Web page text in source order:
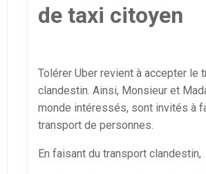
de taxi citoyen
Tolérer Uber revient à accepter le
clandestin. Ainsi, Monsieur et
monde intéressés, sont invités à
transport de personnes.
En faisant du transport clandestin,